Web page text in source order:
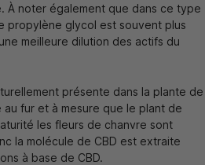
À noter également que dans ce type
propylène glycol est souvent plus
meilleure dilution des actifs du
présente dans la plante de
fur et à mesure que le plant de
les fleurs de chanvre sont
la molécule de CBD est extraite
à base de CBD.